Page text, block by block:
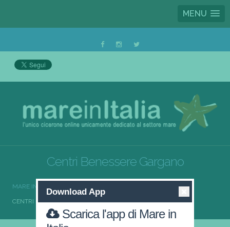
MENU
Centri Benessere Gargano
MARE IN ITALIA
CENTRI BENESSERE GARGANO
Download App
Scarica l'app di Mare in